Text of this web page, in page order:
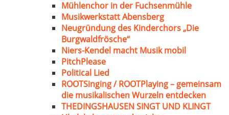
Mühlenchor in der Fuchsenmühle
Musikwerkstatt Abensberg
Neugründung des Kinderchors „Die
Burgwaldfrösche“
Niers-Kendel macht Musik mobil
PitchPlease
Political Lied
ROOTSinging / ROOTPlaying – gemeinsam
die musikalischen Wurzeln entdecken
THEDINGSHAUSEN SINGT UND KLINGT